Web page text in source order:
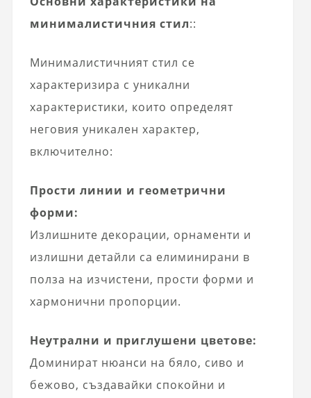
минималистичния стил::
Минималистичният стил се
характеризира с уникални
характеристики, които определят
неговия уникален характер,
включително:
Прости линии и геометрични
форми:
Излишните декорации, орнаменти и
излишни детайли са елиминирани в
полза на изчистени, прости форми и
хармонични пропорции.
Неутрални и приглушени цветове:
Доминират нюанси на бяло, сиво и
бежово, създавайки спокойни и